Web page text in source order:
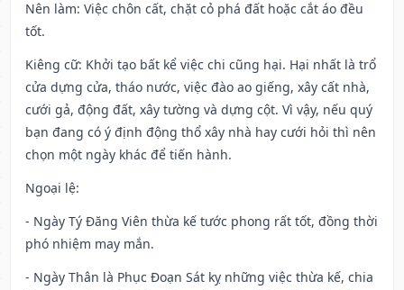
Nên làm: Việc chôn cất, chặt cỏ phá đất hoặc cắt áo đều
tốt.
Kiêng cữ: Khởi tạo bất kể việc chi cũng hại. Hại nhất là trổ
cửa dựng cửa, tháo nước, việc đào ao giếng, xây cất nhà,
cưới gả, động đất, xây tường và dựng cột. Vì vậy, nếu quý
bạn đang có ý định động thổ xây nhà hay cưới hỏi thì nên
chọn một ngày khác để tiến hành.
Ngoại lệ:
- Ngày Tý Đăng Viên thừa kế tước phong rất tốt, đồng thời
phó nhiệm may mắn.
- Ngày Thân là Phục Đoạn Sát kỵ những việc thừa kế, chia